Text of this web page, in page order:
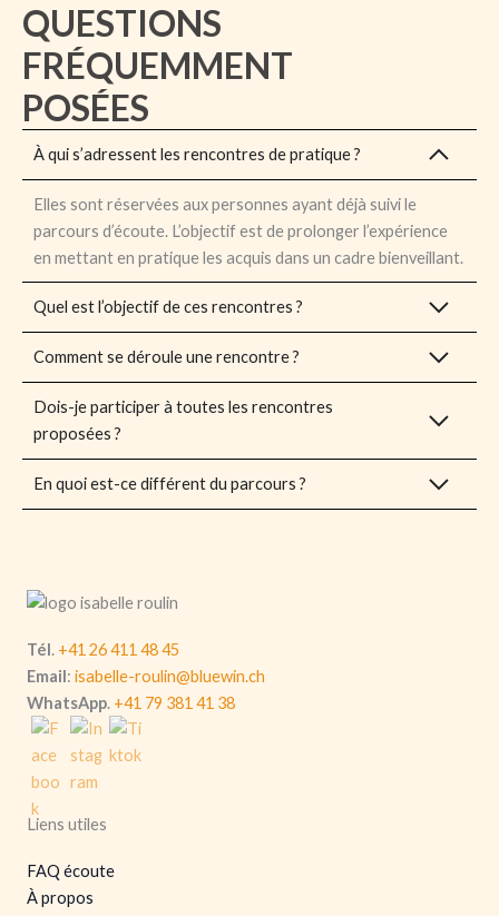
QUESTIONS
FRÉQUEMMENT
POSÉES
À qui s’adressent les rencontres de pratique ?
Elles sont réservées aux personnes ayant déjà suivi le
parcours d’écoute. L’objectif est de prolonger l’expérience
en mettant en pratique les acquis dans un cadre bienveillant.
Quel est l’objectif de ces rencontres ?
Comment se déroule une rencontre ?
Dois-je participer à toutes les rencontres
proposées ?
En quoi est-ce différent du parcours ?
Tél. +41 26 411 48 45
Email: isabelle-roulin@bluewin.ch
WhatsApp. +41 79 381 41 38
Liens utiles
FAQ écoute
À propos